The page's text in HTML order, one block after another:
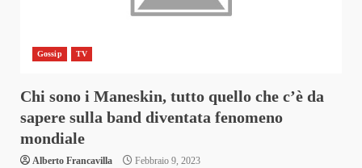
Gossip TV
Chi sono i Maneskin, tutto quello che c’è da
sapere sulla band diventata fenomeno
mondiale
Alberto Francavilla Febbraio 9, 2023